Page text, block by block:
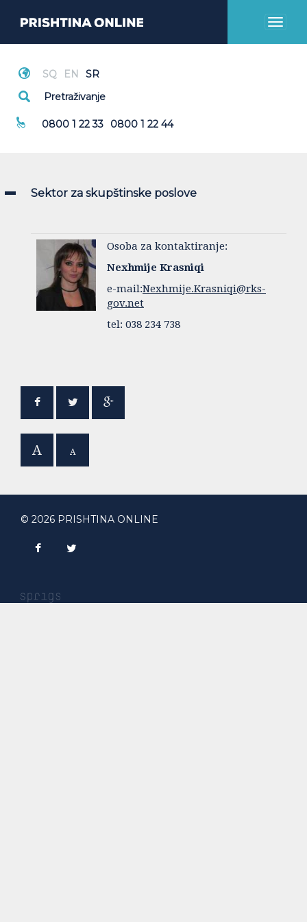
Toggle
Hitni Pozivi
0800 1 22 33 0800 1 22 44
Sektor za skupštinske poslove
Osoba za kontaktiranje:
Nexhmije Krasniqi
e-mail:Nexhmije.Krasniqi@rks-
gov.net
tel: 038 234 738
A A
© 2026 PRISHTINA ONLINE